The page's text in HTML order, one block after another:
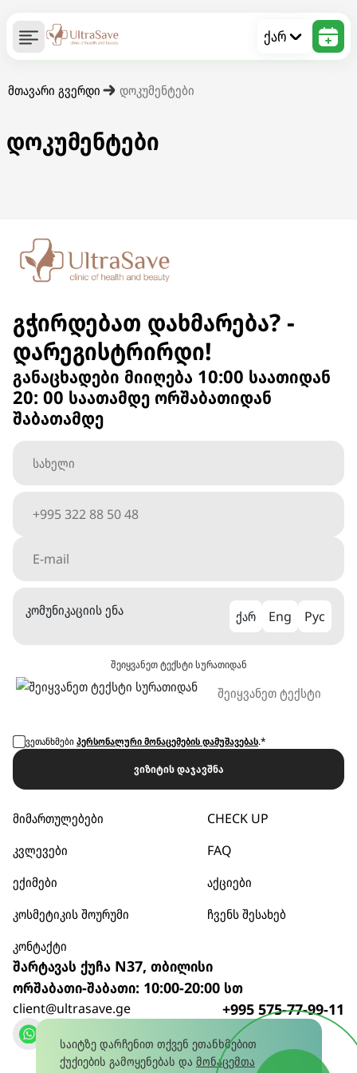
ქარ
მთავარი გვერდი დოკუმენტები
დოკუმენტები
საიტზე დარჩენით თქვენ ეთანხმებით
ქუქიების გამოყენებას და მონაცემთა
გჭირდებათ დახმარება? -
დარეგისტრირდი!
განაცხადები მიიღება 10:00 საათიდან
20: 00 საათამდე ორშაბათიდან
შაბათამდე
კომუნიკაციის ენა ქარ Eng Рус
შეიყვანეთ ტექსტი სურათიდან
ვეთანხმებიპერსონალური მონაცემების დამუშავებას.*
ვიზიტის დაჯავშნა
მიმართულებები
CHECK UP
კვლევები
FAQ
ექიმები
აქციები
კოსმეტიკის შოურუმი
ჩვენს შესახებ
კონტაქტი
შარტავას ქუჩა N37, თბილისი
ორშაბათი-შაბათი: 10:00-20:00 სთ
client@ultrasave.ge +995 575-77-99-11